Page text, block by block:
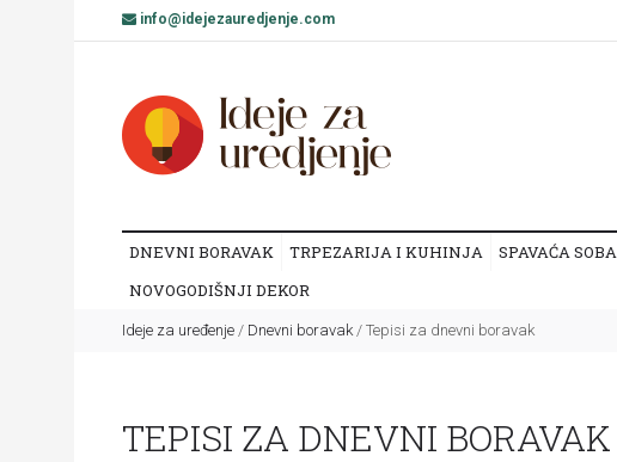
info@idejezauredjenje.com
DNEVNI BORAVAK TRPEZARIJA I KUHINJA SPAVAĆA SOBA
NOVOGODIŠNJI DEKOR
Ideje za uređenje / Dnevni boravak/ Tepisi za dnevni boravak
TEPISI ZA DNEVNI BORAVAK